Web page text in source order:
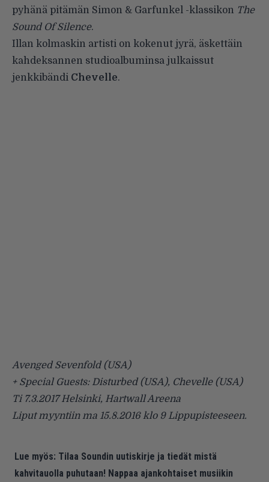
pyhänä pitämän Simon & Garfunkel -klassikon The
Sound Of Silence.
Illan kolmaskin artisti on kokenut jyrä, äskettäin
kahdeksannen studioalbuminsa julkaissut
jenkkibändi Chevelle.
Avenged Sevenfold (USA)
+ Special Guests: Disturbed (USA), Chevelle (USA)
Ti 7.3.2017 Helsinki, Hartwall Areena
Liput myyntiin ma 15.8.2016 klo 9 Lippupisteeseen.
Lue myös: Tilaa Soundin uutiskirje ja tiedät mistä
kahvitauolla puhutaan! Nappaa ajankohtaiset musiikin